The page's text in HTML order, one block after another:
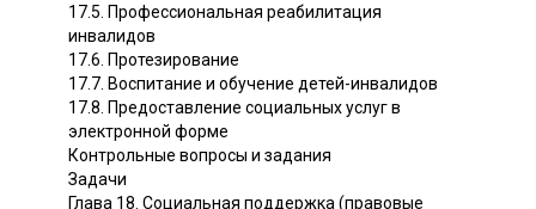
17.5. Профессиональная реабилитация
инвалидов
17.6. Протезирование
17.7. Воспитание и обучение детей-инвалидов
17.8. Предоставление социальных услуг в
электронной форме
Контрольные вопросы и задания
Задачи
Глава 18. Социальная поддержка (правовые